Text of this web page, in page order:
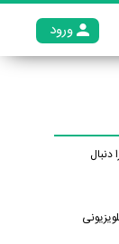
ورود
دنبال